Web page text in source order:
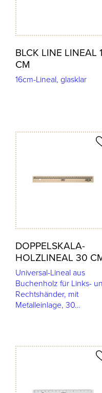
BLCK LINE LINEAL
CM
16cm-Lineal, glasklar
DOPPELSKALA-
HOLZLINEAL 30
Universal-Lineal aus
Buchenholz für Links-
Rechtshänder, mit
Metalleinlage, 30…
merken
merken